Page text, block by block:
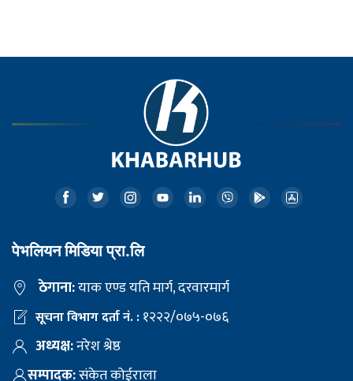
पेभलियन मिडिया प्रा.लि
ठेगाना:याक एण्ड यति मार्ग, दरवारमार्ग
सूचना विभाग दर्ता नं. :१२२२/०७५-०७६
अध्यक्ष:नरेश श्रेष्ठ
सम्पादक:संकेत कोईराला